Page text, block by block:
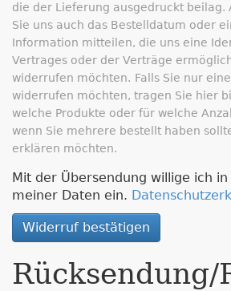
die der Lieferung ausgedruckt beilag.
Sie uns auch das Bestelldatum oder
Information mitteilen, die uns eine
Vertrages oder der Verträge
widerrufen möchten. Falls Sie nur
widerrufen möchten, tragen Sie hier
welche Produkte oder für welche
wenn Sie mehrere bestellt haben
erklären möchten.
Mit der Übersendung willige ich
meiner Daten ein.
Widerruf bestätigen
Rücksendung/